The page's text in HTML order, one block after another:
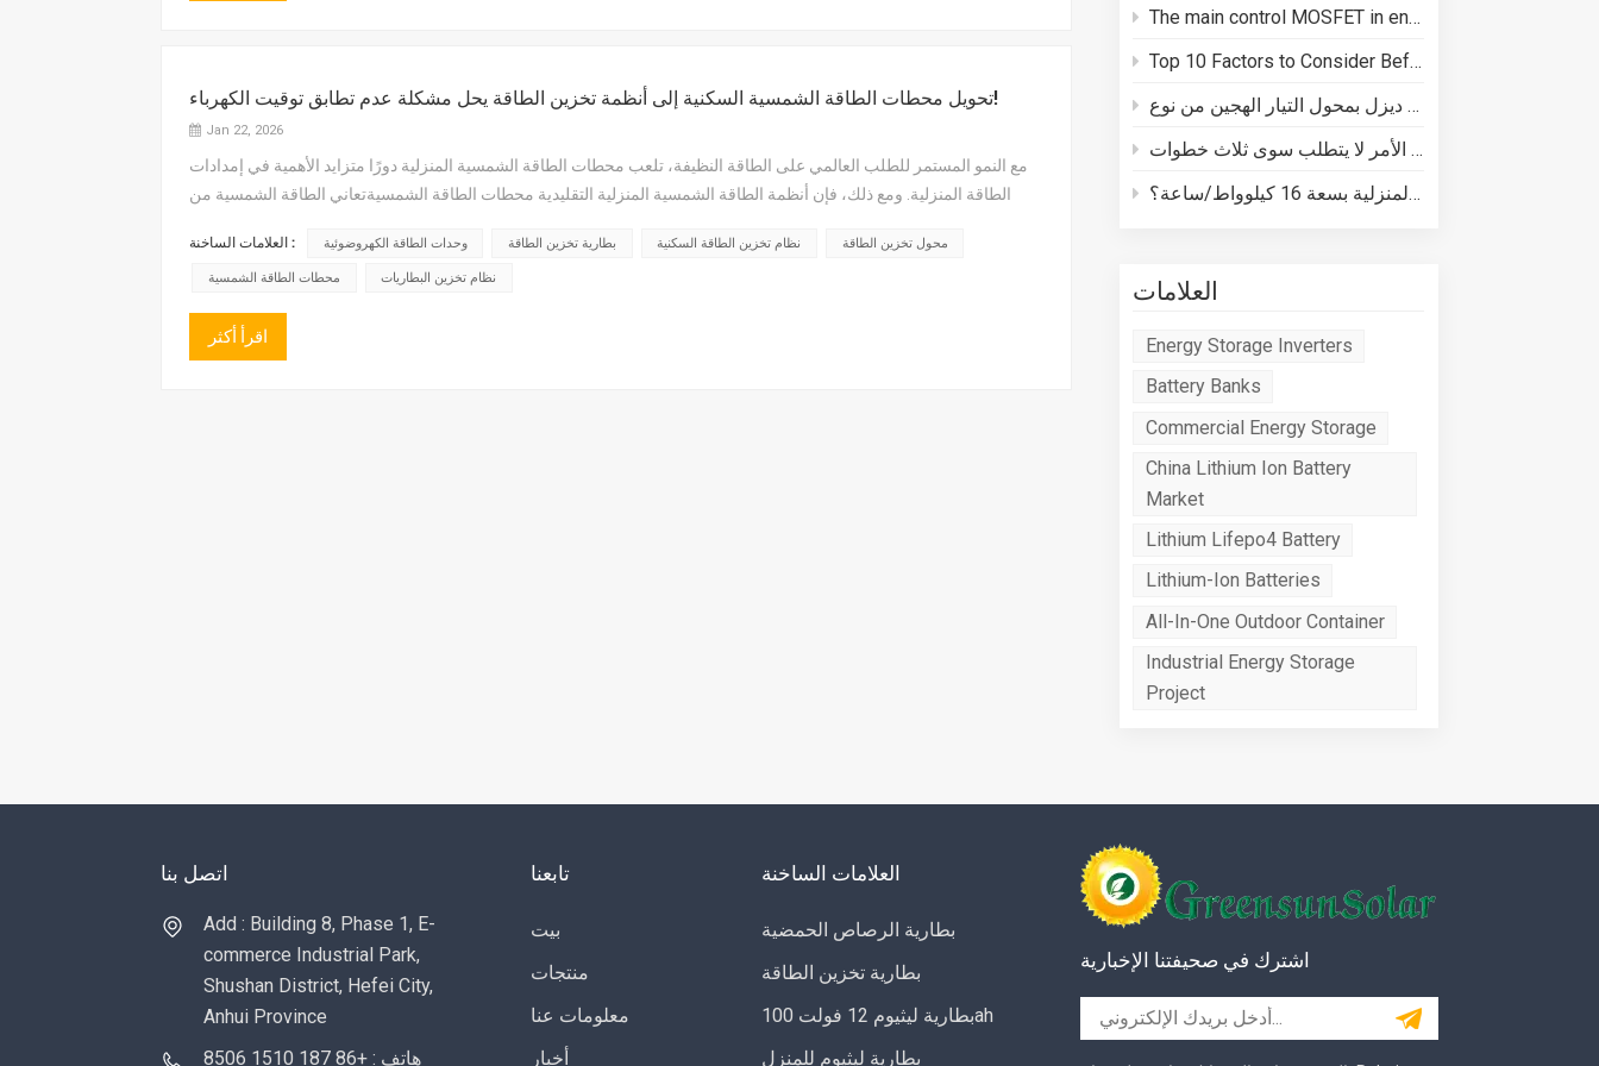
The main control MOSFET in energy storage batteries plays three core roles in BMS safety
Top 10 Factors to Consider Before Buying a Energy Storage System
كيفية توصيل نظام تخزين الطاقة المنزلية بسعة 16 كيلوواط/ساعة؟
العلامات
Energy Storage Inverters
Battery Banks
Commercial Energy Storage
China Lithium Ion Battery
Market
Lithium Lifepo4 Battery
Lithium-Ion Batteries
All-In-One Outdoor Container
Industrial Energy Storage
Project
تحويل محطات الطاقة الشمسية السكنية إلى أنظمة تخزين الطاقة يحل مشكلة عدم تطابق توقيت الكهرباء!
Jan 22, 2026
مع النمو المستمر للطلب العالمي على الطاقة النظيفة، تلعب محطات الطاقة الشمسية المنزلية دورًا متزايد الأهمية في إمدادات
الطاقة المنزلية. ومع ذلك، فإن أنظمة الطاقة الشمسية المنزلية التقليدية محطات الطاقة الشمسيةتعاني الطاقة الشمسية من
العلامات الساخنة : وحدات الطاقة الكهروضوئية بطارية تخزين الطاقة نظام تخزين الطاقة السكنية محول تخزين الطاقة
محطات الطاقة الشمسية نظام تخزين البطاريات
اقرأ أكثر
اتصل بنا
Add : Building 8, Phase 1, E-
commerce Industrial Park,
Shushan District, Hefei City,
Anhui Province
هاتف : +86 187 1510 8506
تابعنا
بيت
منتجات
معلومات عنا
أخبار
العلامات الساخنة
بطارية الرصاص الحمضية
بطارية تخزين الطاقة
بطارية ليثيوم 12 فولت 100ah
بطارية ليثيوم للمنزل
اشترك في صحيفتنا الإخبارية